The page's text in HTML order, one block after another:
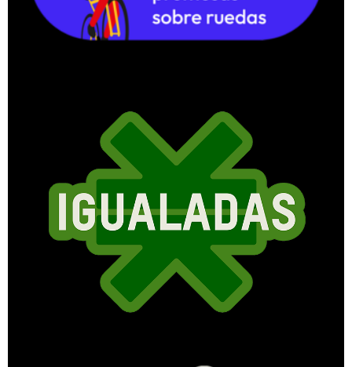
Visita el micrositio
Igualadas
El espacio donde Oxfam México opina,
difunde y explica
Descubre el blog